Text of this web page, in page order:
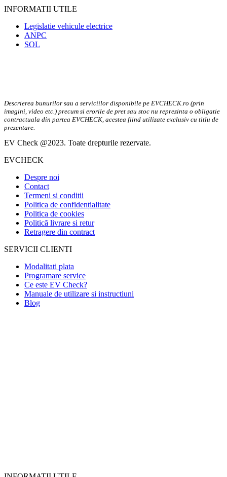
INFORMATII UTILE
Legislatie vehicule electrice
ANPC
SOL
Descrierea bunurilor sau a serviciilor disponibile pe EVCHECK.ro (prin
imagini, video etc.) precum si erorile de pret sau stoc nu reprezinta o obligatie
contractuala din partea EVCHECK, acestea fiind utilizate exclusiv cu titlu de
prezentare.
EV Check @2023. Toate drepturile rezervate.
EVCHECK
Despre noi
Contact
Termeni si conditii
Politica de confidențialitate
Politica de cookies
Politică livrare si retur
Retragere din contract
SERVICII CLIENTI
Modalitati plata
Programare service
Ce este EV Check?
Manuale de utilizare si instructiuni
Blog